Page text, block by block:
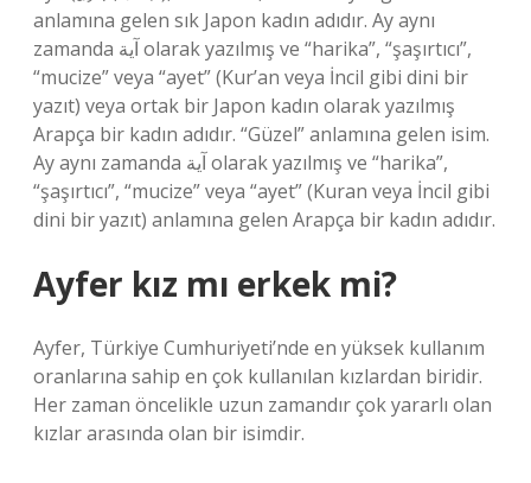
anlamına gelen sık Japon kadın adıdır. Ay aynı
zamanda آية olarak yazılmış ve “harika”, “şaşırtıcı”,
“mucize” veya “ayet” (Kur’an veya İncil gibi dini bir
yazıt) veya ortak bir Japon kadın olarak yazılmış
Arapça bir kadın adıdır. “Güzel” anlamına gelen isim.
Ay aynı zamanda آية olarak yazılmış ve “harika”,
“şaşırtıcı”, “mucize” veya “ayet” (Kuran veya İncil gibi
dini bir yazıt) anlamına gelen Arapça bir kadın adıdır.
Ayfer kız mı erkek mi?
Ayfer, Türkiye Cumhuriyeti’nde en yüksek kullanım
oranlarına sahip en çok kullanılan kızlardan biridir.
Her zaman öncelikle uzun zamandır çok yararlı olan
kızlar arasında olan bir isimdir.